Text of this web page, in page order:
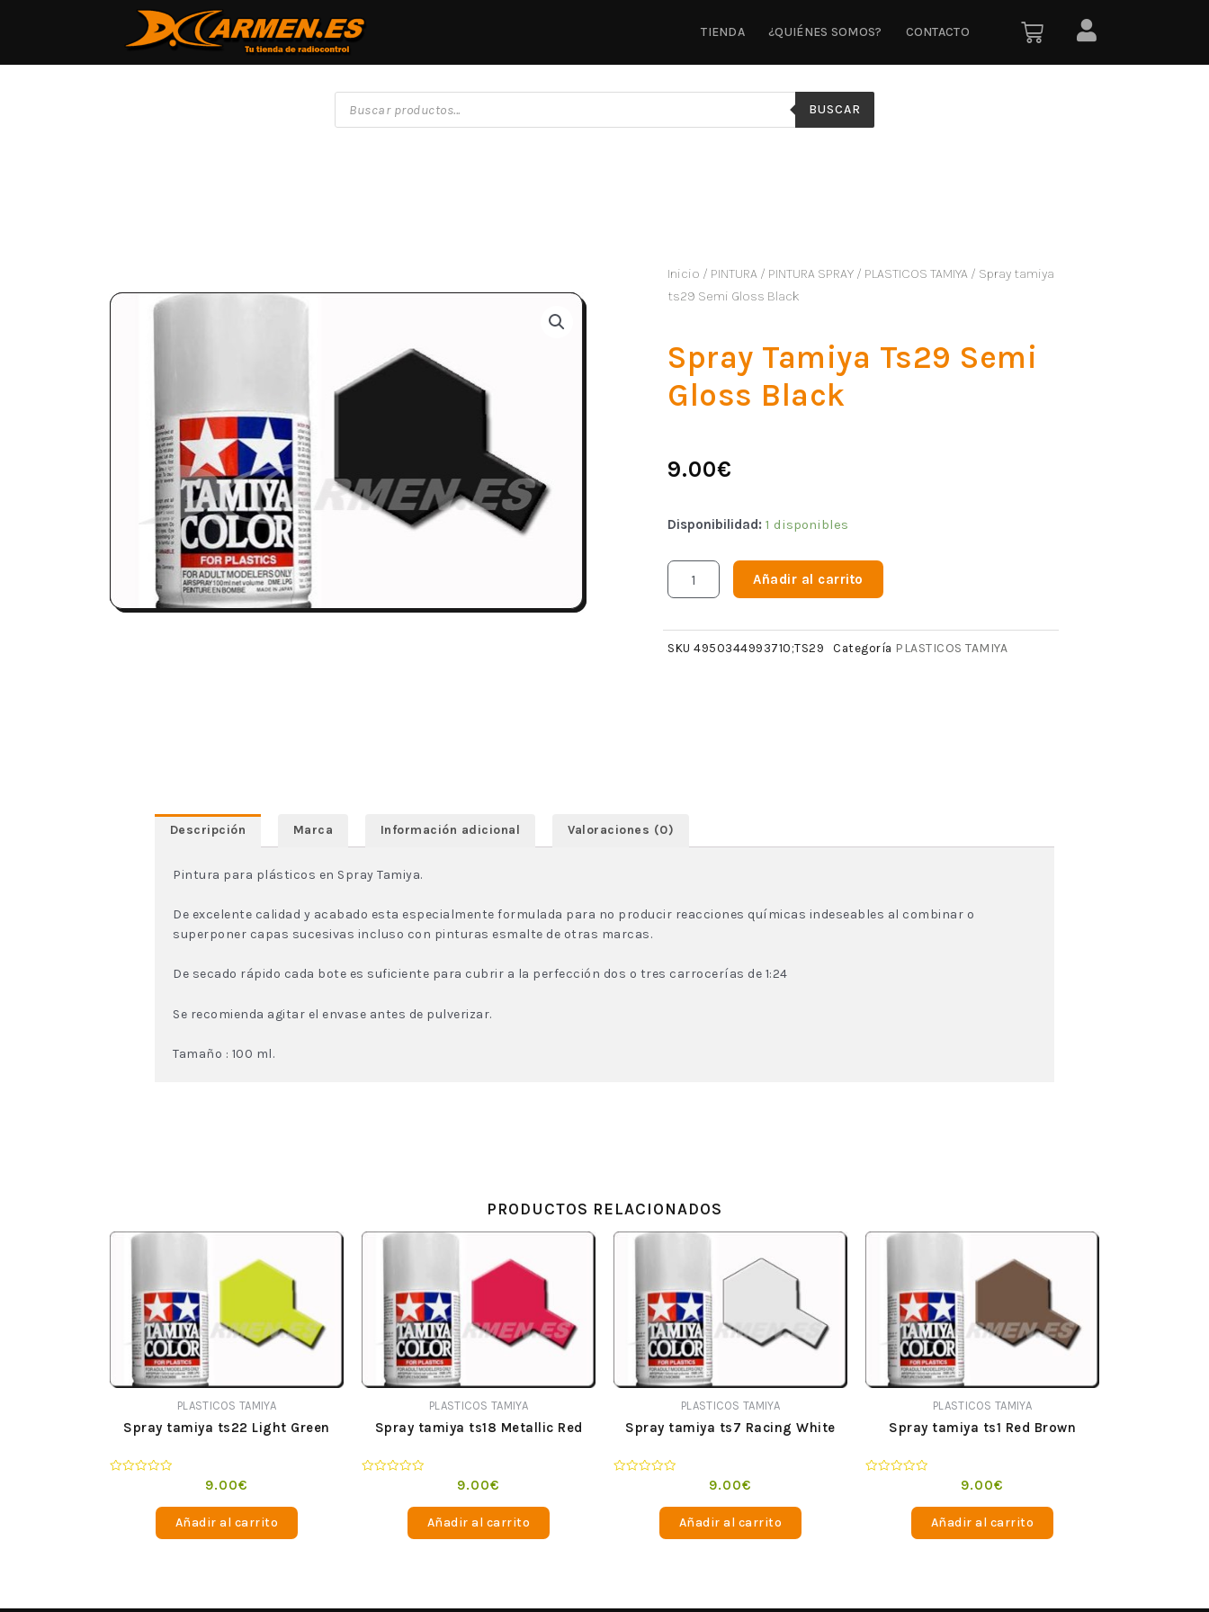
TIENDA ¿QUIÉNES SOMOS? CONTACTO
BUSCAR
Inicio / PINTURA / PINTURA SPRAY / PLASTICOS TAMIYA / Spray tamiya
ts29 Semi Gloss Black
Spray Tamiya Ts29 Semi
Gloss Black
9.00€
Disponibilidad: 1 disponibles
Añadir al carrito
SKU 4950344993710;TS29 Categoría PLASTICOS TAMIYA
Descripción Marca Información adicional Valoraciones (0)
Pintura para plásticos en Spray Tamiya.
De excelente calidad y acabado esta especialmente formulada para no producir reacciones químicas indeseables al combinar o
superponer capas sucesivas incluso con pinturas esmalte de otras marcas.
De secado rápido cada bote es suficiente para cubrir a la perfección dos o tres carrocerías de 1:24
Se recomienda agitar el envase antes de pulverizar.
Tamaño : 100 ml.
PRODUCTOS RELACIONADOS
PLASTICOS TAMIYA
Spray tamiya ts22 Light Green
9.00€
Añadir al carrito
PLASTICOS TAMIYA
Spray tamiya ts18 Metallic Red
9.00€
Añadir al carrito
PLASTICOS TAMIYA
Spray tamiya ts7 Racing White
9.00€
Añadir al carrito
PLASTICOS TAMIYA
Spray tamiya ts1 Red Brown
9.00€
Añadir al carrito